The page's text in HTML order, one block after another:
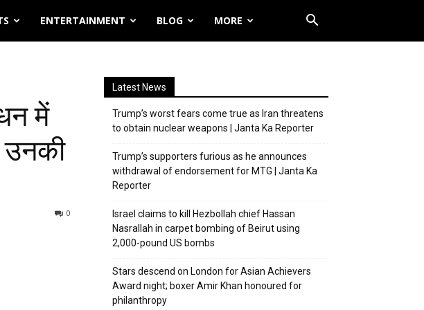
ENTERTAINMENT BLOG MORE
में
उनकी
0
Latest News
Trump’s worst fears come true as Iran threatens
to obtain nuclear weapons | Janta Ka Reporter
Trump’s supporters furious as he announces
withdrawal of endorsement for MTG | Janta Ka
Reporter
Israel claims to kill Hezbollah chief Hassan
Nasrallah in carpet bombing of Beirut using
2,000-pound US bombs
Stars descend on London for Asian Achievers
Award night; boxer Amir Khan honoured for
philanthropy